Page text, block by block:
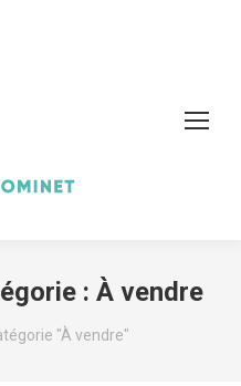
: À vendre
"À vendre"